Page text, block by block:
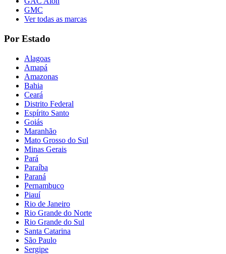
GMC
Ver todas as marcas
Por Estado
Alagoas
Amapá
Amazonas
Bahia
Ceará
Distrito Federal
Espírito Santo
Goiás
Maranhão
Mato Grosso do Sul
Minas Gerais
Pará
Paraíba
Paraná
Pernambuco
Piauí
Rio de Janeiro
Rio Grande do Norte
Rio Grande do Sul
Santa Catarina
São Paulo
Sergipe